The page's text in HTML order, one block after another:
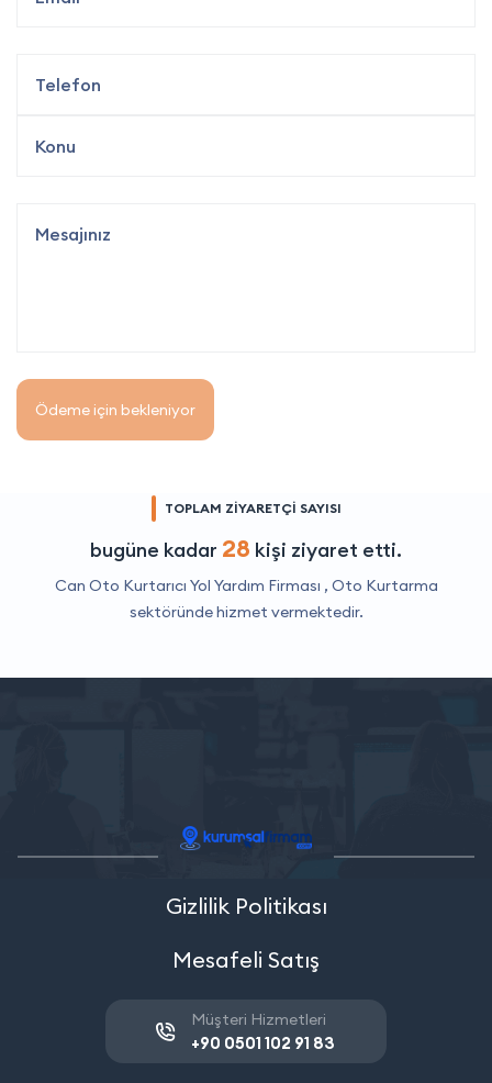
Ödeme için bekleniyor
TOPLAM ZİYARETÇİ SAYISI
bugüne kadar 28 kişi ziyaret etti.
Can Oto Kurtarıcı Yol Yardım Firması , Oto Kurtarma
sektöründe hizmet vermektedir.
Gizlilik Politikası
Mesafeli Satış
Müşteri Hizmetleri
+90 0501 102 91 83